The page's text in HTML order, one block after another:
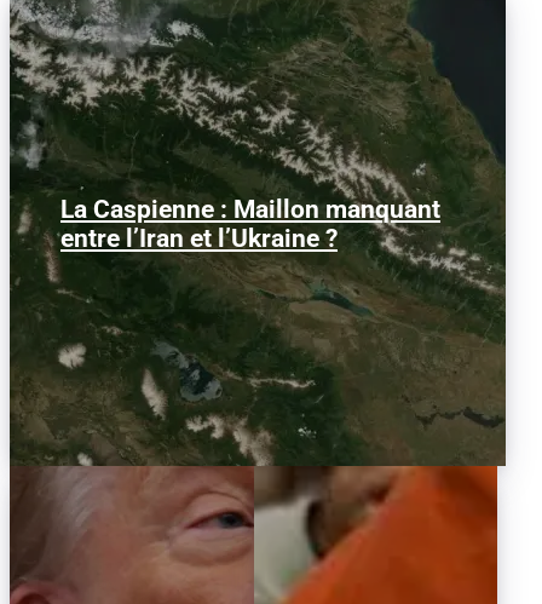
La Caspienne : Maillon manquant
entre l’Iran et l’Ukraine ?
Samedi 25 juillet 2026, des drones
ukrainiens ont frappé plusieurs cibles
en mer Caspienne, parmi...